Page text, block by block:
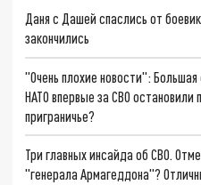
Даня с Дашей спаслись от
закончились
"Очень плохие новости":
НАТО впервые за СВО остановили
приграничье?
Три главных инсайда об СВО.
"генерала Армагеддона"?